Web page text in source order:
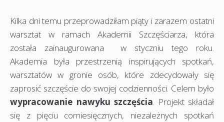
Kilka dni temu przeprowadziłam piąty i zarazem ostatni
warsztat w ramach Akademii Szczęściarza, która
została zainaugurowana w styczniu tego roku.
Akademia była przestrzenią inspirujących spotkań,
warsztatów w gronie osób, które zdecydowały się
zaprosić szczęście do swojej codzienności. Celem było
wypracowanie nawyku szczęścia. Projekt składał
się z pięciu comiesięcznych, niezależnych spotkań